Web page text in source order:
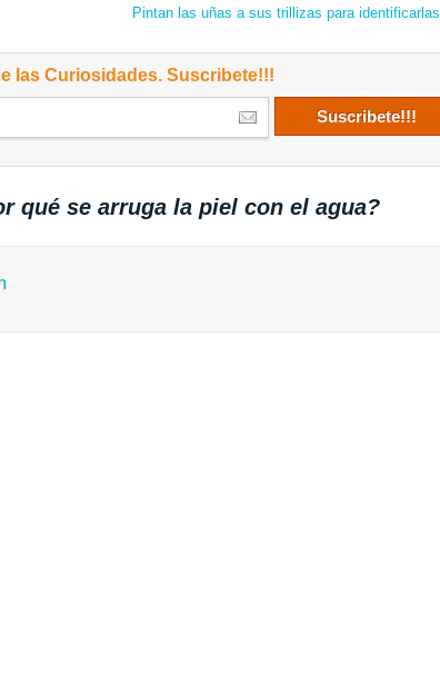
Pintan las uñas a sus trillizas para identificarlas
las Curiosidades. Suscribete!!!
qué se arruga la piel con el agua?